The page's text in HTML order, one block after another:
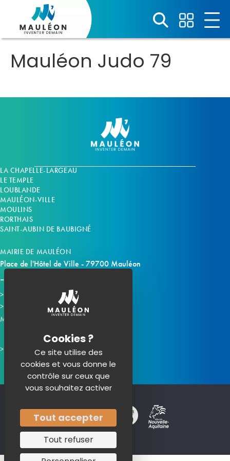
Mauléon Judo 79
LA CHAPELLE-LARGEAU
LE TEMPLE
LOUBLANDE
MAULÉON-VILLE
MOULINS
RORTHAIS
SAINT-AUBIN DE BAUBIGNÉ
MAIRIE DE MAULÉON
Place de l'Hôtel de Ville - 79700 Mauléon
Horaires d'ouverture
Contacter la mairie
Mauléon sur les réseaux :
Panneau de gestion des cookies
Ce site utilise des
cookies et vous donne le
contrôle sur ceux que
vous souhaitez activer
Tout accepter
Tout refuser